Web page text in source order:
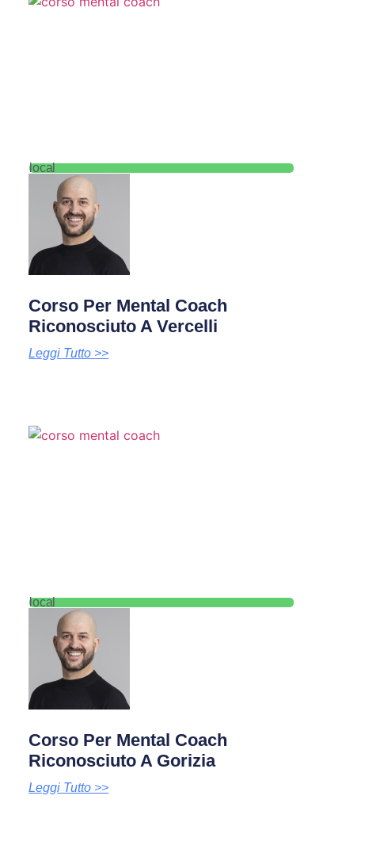
local
Corso Per Mental Coach
Riconosciuto A Vercelli
Leggi Tutto >>
local
Corso Per Mental Coach
Riconosciuto A Gorizia
Leggi Tutto >>